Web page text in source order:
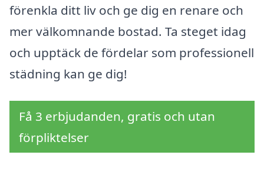
förenkla ditt liv och ge dig en renare och
mer välkomnande bostad. Ta steget idag
och upptäck de fördelar som professionell
städning kan ge dig!
Få 3 erbjudanden, gratis och utan
förpliktelser